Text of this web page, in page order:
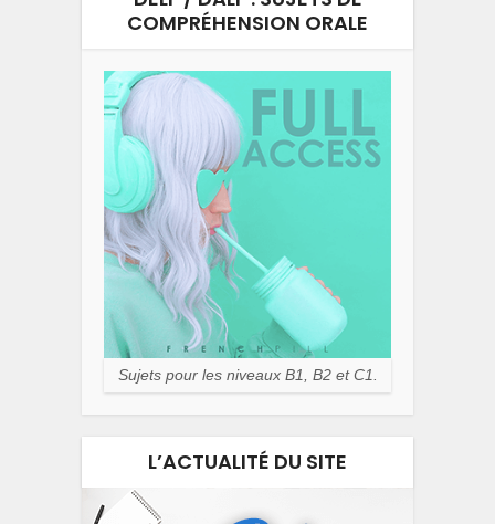
COMPRÉHENSION ORALE
Sujets pour les niveaux B1, B2 et C1.
L’ACTUALITÉ DU SITE